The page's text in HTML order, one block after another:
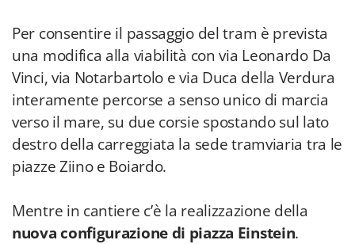
Per consentire il passaggio del tram è prevista
una modifica alla viabilità con via Leonardo Da
Vinci, via Notarbartolo e via Duca della Verdura
interamente percorse a senso unico di marcia
verso il mare, su due corsie spostando sul lato
destro della carreggiata la sede tramviaria tra le
piazze Ziino e Boiardo.
Mentre in cantiere c’è la realizzazione della
nuova configurazione di piazza Einstein.